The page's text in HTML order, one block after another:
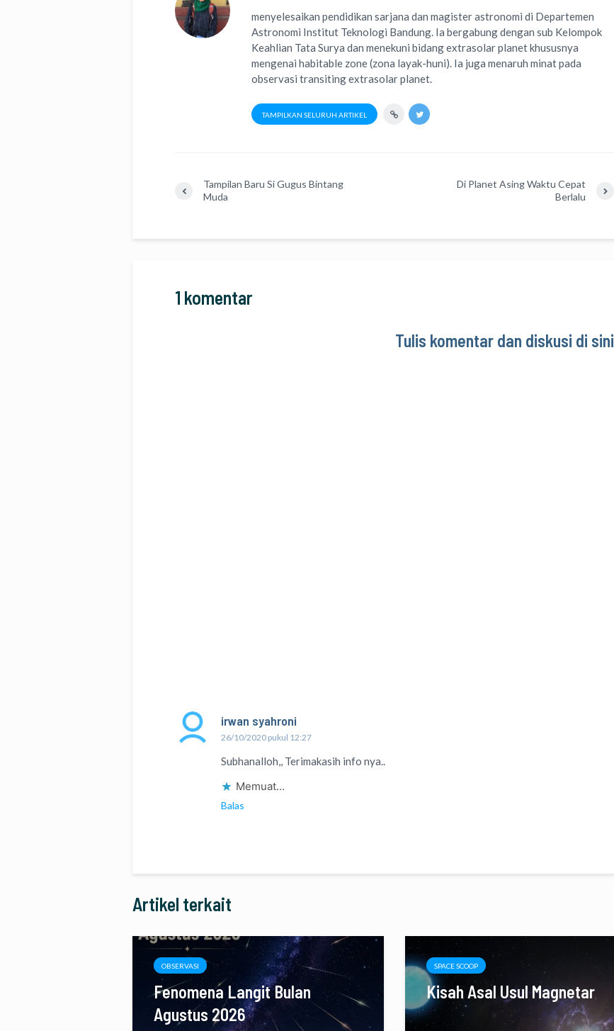
menyelesaikan pendidikan sarjana dan magister astronomi di Departemen
Astronomi Institut Teknologi Bandung. Ia bergabung dengan sub Kelompok
Keahlian Tata Surya dan menekuni bidang extrasolar planet khususnya
mengenai habitable zone (zona layak-huni). Ia juga menaruh minat pada
observasi transiting extrasolar planet.
TAMPILKAN SELURUH ARTIKEL
Tampilan Baru Si Gugus Bintang
Muda
Di Planet Asing Waktu Cepat
Berlalu
1 komentar
Tulis komentar dan diskusi di sini
irwan syahroni
26/10/2020 pukul 12:27
Subhanalloh,, Terimakasih info nya..
Memuat...
Balas
Artikel terkait
OBSERVASI
Fenomena Langit Bulan
Agustus 2026
SPACE SCOOP
Kisah Asal Usul Magnetar